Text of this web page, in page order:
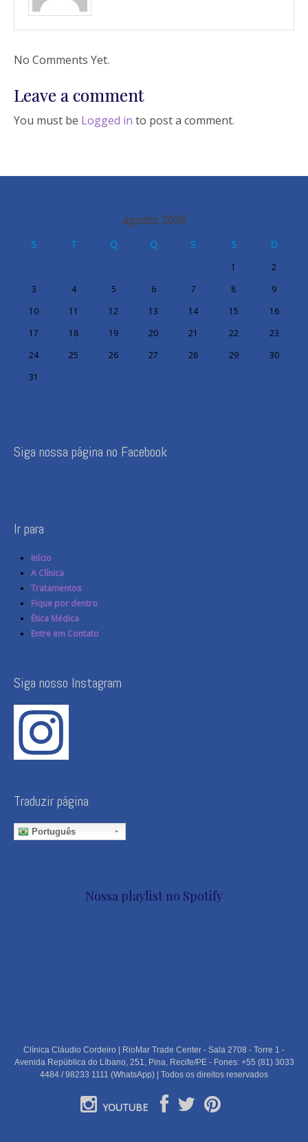
No Comments Yet.
Leave a comment
You must be Logged in to post a comment.
agosto 2026
S T Q Q S S D
1
2
3
4 5 6 7 8
9
10
11 12 13 14 15
16
17
18 19 20 21 22
23
24
25 26 27 28 29
30
31
Siga nossa página no Facebook
Ir para
Início
A Clínica
Tratamentos
Fique por dentro
Ética Médica
Entre em Contato
Siga nosso Instagram
Traduzir página
Português
Nossa playlist no Spotify
Clínica Cláudio Cordeiro | RioMar Trade Center - Sala 2708 - Torre 1 -
Avenida República do Líbano, 251, Pina, Recife/PE - Fones: +55 (81) 3033
4484 / 98233 1111 (WhatsApp) | Todos os direitos reservados
YOUTUBE